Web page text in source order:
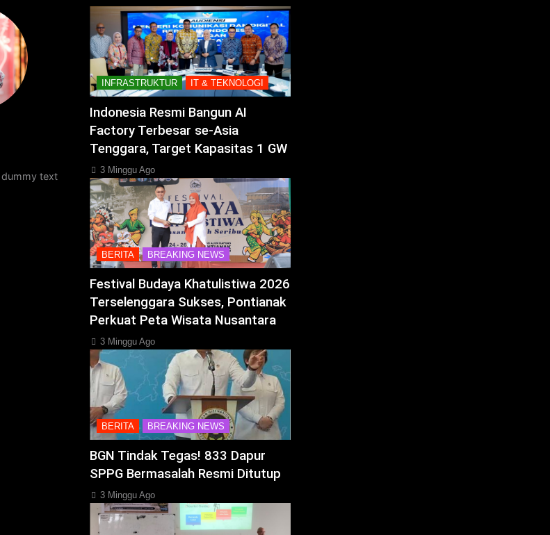
text
INFRASTRUKTUR IT & TEKNOLOGI
Indonesia Resmi Bangun AI
Factory Terbesar se-Asia
Tenggara, Target Kapasitas 1 GW
3 Minggu Ago
BERITA BREAKING NEWS
Festival Budaya Khatulistiwa 2026
Terselenggara Sukses, Pontianak
Perkuat Peta Wisata Nusantara
3 Minggu Ago
BERITA BREAKING NEWS
BGN Tindak Tegas! 833 Dapur
SPPG Bermasalah Resmi Ditutup
3 Minggu Ago